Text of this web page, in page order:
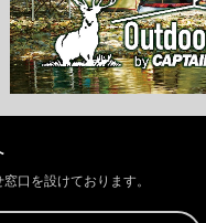
口を設けております。